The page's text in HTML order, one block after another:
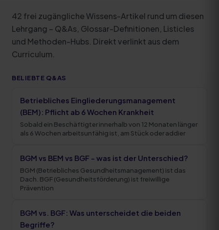
42 frei zugängliche Wissens-Artikel rund um diesen
Lehrgang – Q&As, Glossar-Definitionen, Listicles
und Methoden-Hubs. Direkt verlinkt aus dem
Curriculum.
BELIEBTE Q&AS
Betriebliches Eingliederungsmanagement
(BEM): Pflicht ab 6 Wochen Krankheit
Sobald ein Beschäftigter innerhalb von 12 Monaten länger
als 6 Wochen arbeitsunfähig ist, am Stück oder addier
BGM vs BEM vs BGF - was ist der Unterschied?
BGM (Betriebliches Gesundheitsmanagement) ist das
Dach. BGF (Gesundheitsförderung) ist freiwillige
Prävention
BGM vs. BGF: Was unterscheidet die beiden
Begriffe?